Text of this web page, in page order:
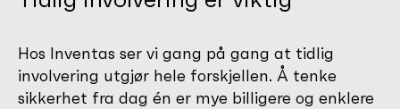
Hos Inventas ser vi gang på gang at tidlig
involvering utgjør hele forskjellen. Å tenke
sikkerhet fra dag én er mye billigere og enklere